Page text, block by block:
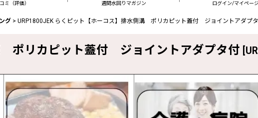
ミ（評価） 週間水回りマガジン ログイン/マイペー
グ > URP1800JEK らくピット【ホーコス】排水側溝 ポリカピット蓋付 ジョイントアダプ
ポリカピット蓋付 ジョイントアダプタ付